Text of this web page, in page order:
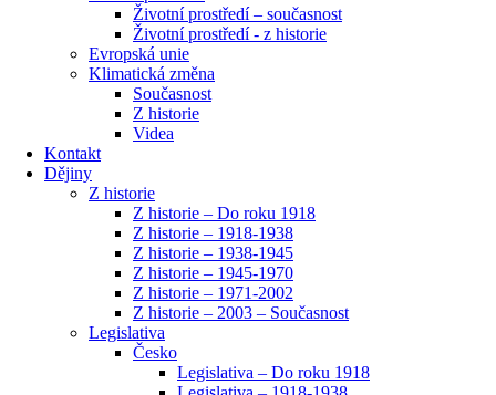
Životní prostředí – současnost
Životní prostředí ​- z historie
Evropská unie
Klimatická změna
Současnost
Z historie
Videa
Kontakt
Dějiny
Z historie
Z historie – Do roku 1918
Z historie – 1918-1938
Z historie – 1938-1945
Z historie – 1945-1970
Z historie – 1971-2002
Z historie – 2003 – Současnost
Legislativa
Česko
Legislativa – Do roku 1918